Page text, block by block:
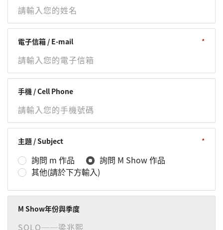
電子信箱 / E-mail
手機 / Cell Phone
主題 / Subject
詢問 m 作品
詢問 M Show 作品
其他(請於下方輸入)
M Show年份與季度